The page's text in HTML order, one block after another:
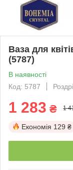
Ваза для
(5787)
В наявності
Код: 5787
1 283 ₴ 1
Економія 129 ₴